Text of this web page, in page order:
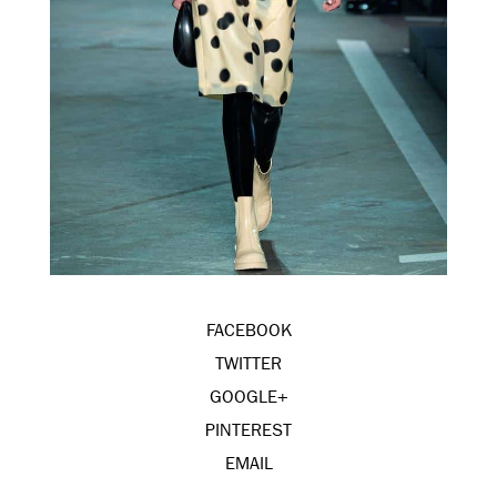
FACEBOOK
TWITTER
GOOGLE+
PINTEREST
EMAIL